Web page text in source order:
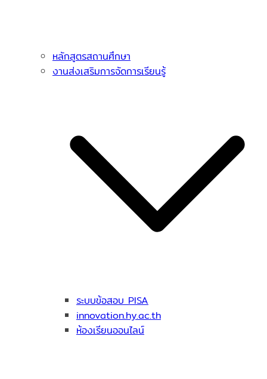
หลักสูตรสถานศึกษา
งานส่งเสริมการจัดการเรียนรู้
ระบบข้อสอบ PISA
innovation.hy.ac.th
ห้องเรียนออนไลน์